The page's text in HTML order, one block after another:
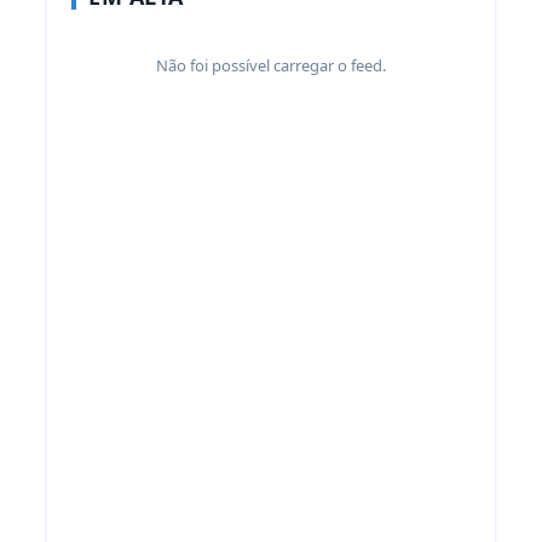
Não foi possível carregar o feed.